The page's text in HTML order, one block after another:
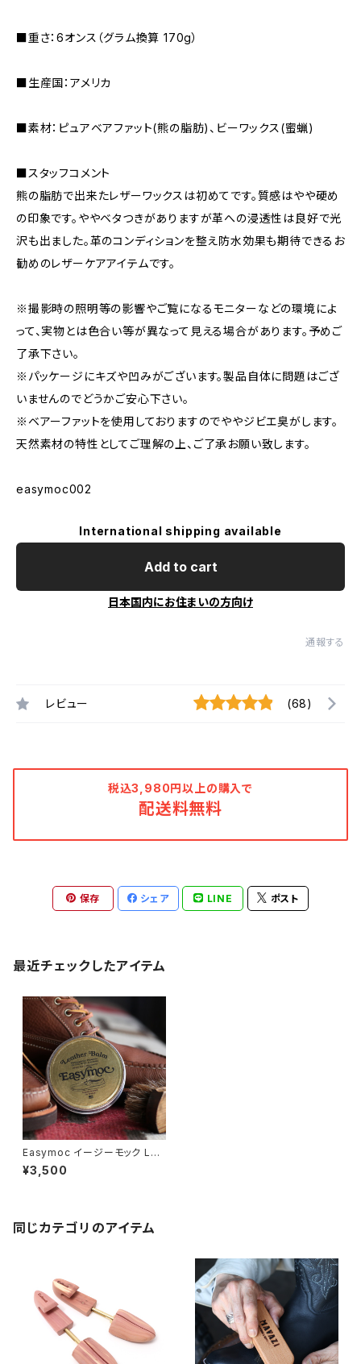
■重さ：6オンス（グラム換算 170g）
■生産国：アメリカ
■素材：ピュアベアファット(熊の脂肪)、ビーワックス(蜜蝋)
■スタッフコメント
熊の脂肪で出来たレザーワックスは初めてです。質感はやや硬め
の印象です。ややベタつきがありますが革への浸透性は良好で光
沢も出ました。革のコンディションを整え防水効果も期待できるお
勧めのレザーケアアイテムです。
※撮影時の照明等の影響やご覧になるモニターなどの環境によ
って、実物とは色合い等が異なって見える場合があります。予めご
了承下さい。
※パッケージにキズや凹みがございます。製品自体に問題はござ
いませんのでどうかご安心下さい。
※ベアーファットを使用しておりますのでややジビエ臭がします。
天然素材の特性としてご理解の上、ご了承お願い致します。
easymoc002
International shipping available
Add to cart
日本国内にお住まいの方向け
通報する
レビュー (68)
税込3,980円以上の購入で
配送料無料
保存 シェア LINE ポスト
最近チェックしたアイテム
Easymoc イージーモック Lea
ther Balm レザーバーム メンテ
ナンス シューケアワックス レザ
¥3,500
同じカテゴリのアイテム